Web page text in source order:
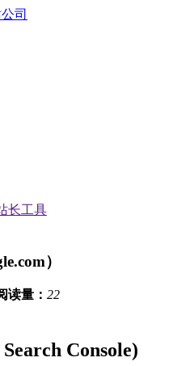
长工具
）
读量： 22
Console)